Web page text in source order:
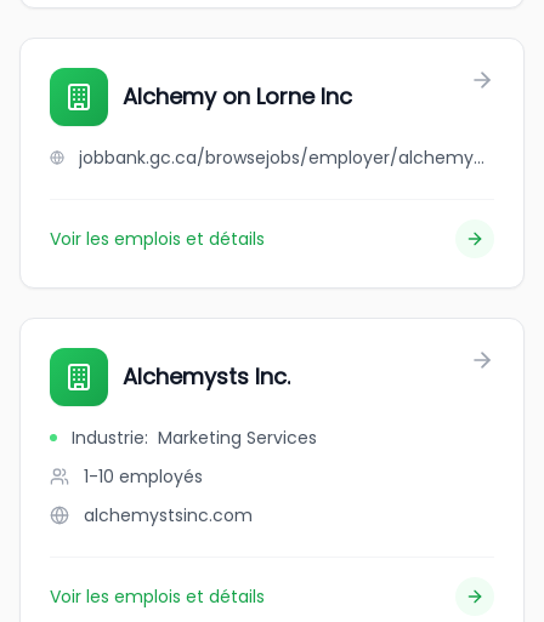
Alchemy on Lorne Inc
jobbank.gc.ca/browsejobs/employer/alchemy+on+lorne+inc/ca
Voir les emplois et détails
Alchemysts Inc.
Industrie: Marketing Services
1-10 employés
alchemystsinc.com
Voir les emplois et détails